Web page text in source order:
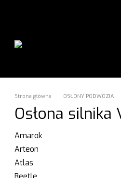
Strona główna OSŁONY PODWOZIA
Osłona silnika
Amarok
Arteon
Atlas